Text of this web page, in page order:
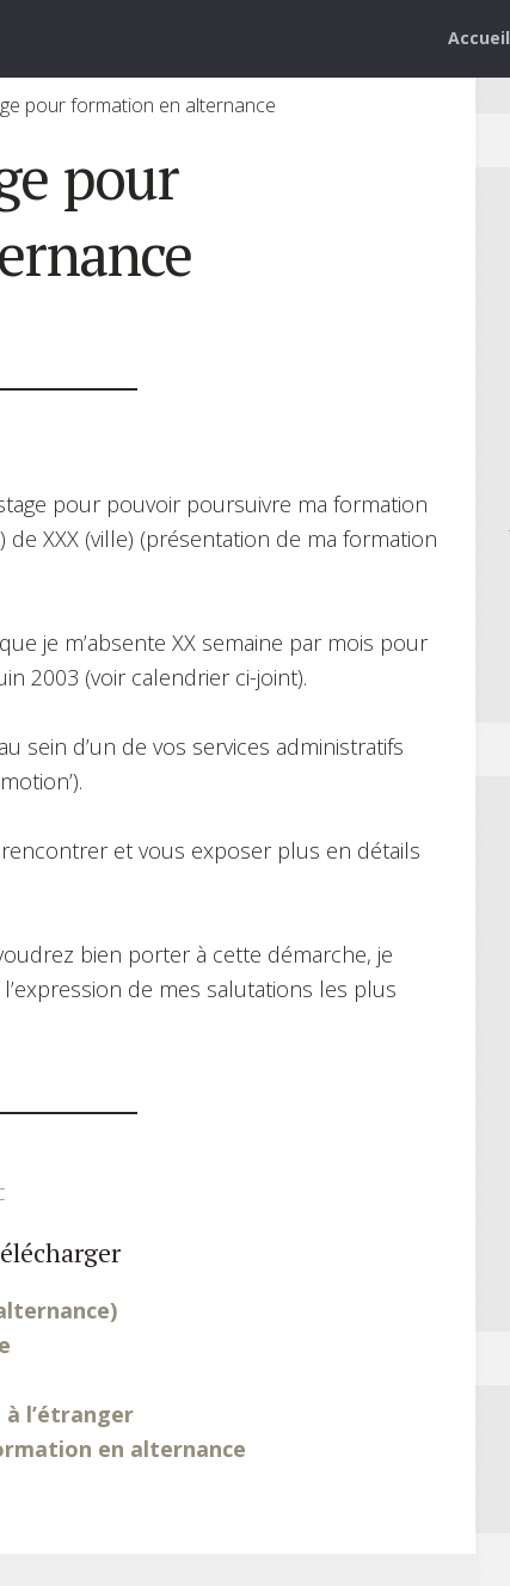
Accueil
pour formation en alternance
pour
pour pouvoir poursuivre ma formation
de XXX (ville) (présentation de ma formation
je m’absente XX semaine par mois pour
2003 (voir calendrier ci-joint).
sein d’un de vos services administratifs
et vous exposer plus en détails
bien porter à cette démarche, je
de mes salutations les plus
l’étranger
en alternance